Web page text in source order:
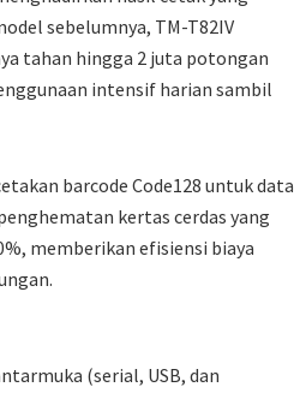
sebelumnya, TM-T82IV
tahan hingga 2 juta potongan
intensif harian sambil
barcode Code128 untuk data
kertas cerdas yang
memberikan efisiensi biaya
(serial, USB, dan